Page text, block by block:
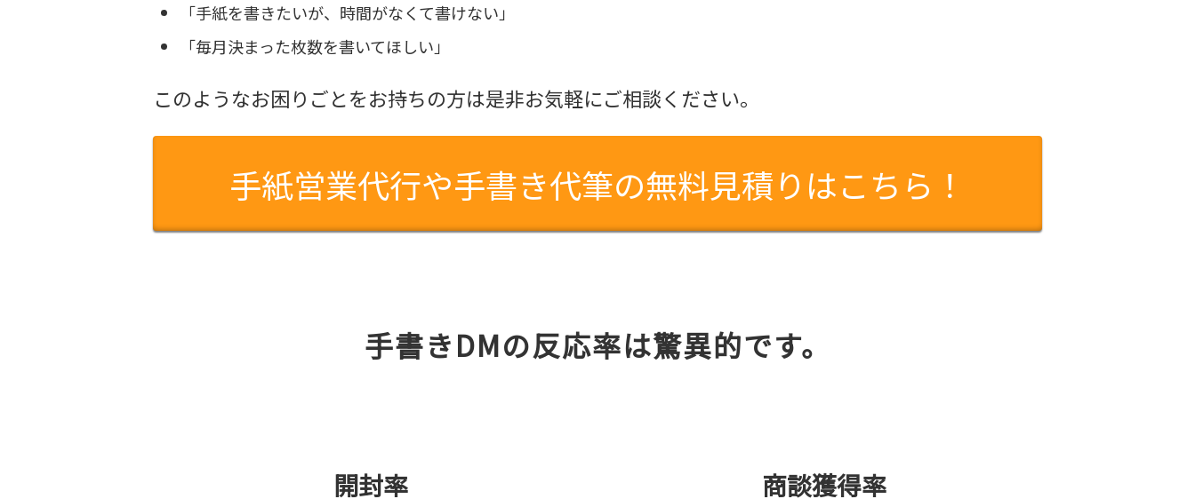
「手紙を書きたいが、時間がなくて書けない」
「毎月決まった枚数を書いてほしい」
このようなお困りごとをお持ちの方は是非お気軽にご相談ください。
手紙営業代行や手書き代筆の無料見積りはこちら！
手書きDMの反応率は驚異的です。
開封率 商談獲得率